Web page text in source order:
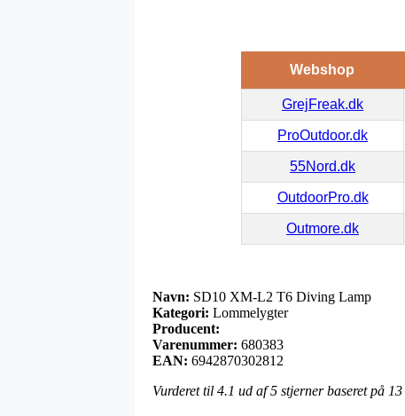
Webshop
GrejFreak.dk
ProOutdoor.dk
55Nord.dk
OutdoorPro.dk
Outmore.dk
Navn: SD10 XM-L2 T6 Diving Lamp
Kategori: Lommelygter
Producent:
Varenummer: 680383
EAN: 6942870302812
Vurderet til 4.1 ud af 5 stjerner baseret på 13